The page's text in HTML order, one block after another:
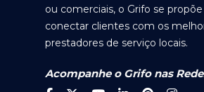
ou comerciais, o Grifo se propõe
conectar clientes com os
prestadores de serviço locais.
Acompanhe o Grifo nas